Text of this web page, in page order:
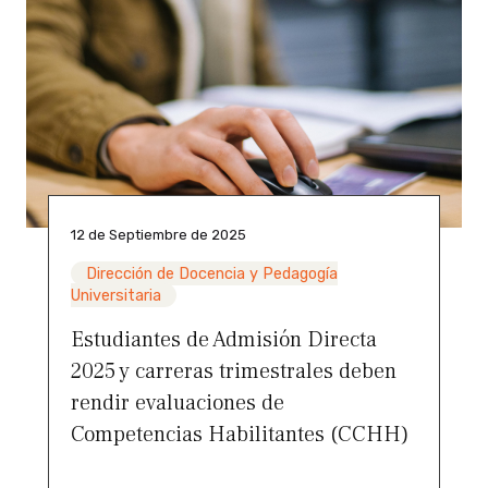
12 de Septiembre de 2025
Dirección de Docencia y Pedagogía
Universitaria
Estudiantes de Admisión Directa
2025 y carreras trimestrales deben
rendir evaluaciones de
Competencias Habilitantes (CCHH)